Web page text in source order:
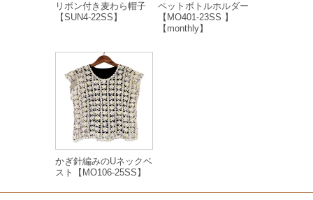
リボン付き麦わら帽子
【SUN4-22SS】
ペットボトルホルダー
【MO401-23SS 】
【monthly】
かぎ針編みのUネックベ
スト【MO106-25SS】